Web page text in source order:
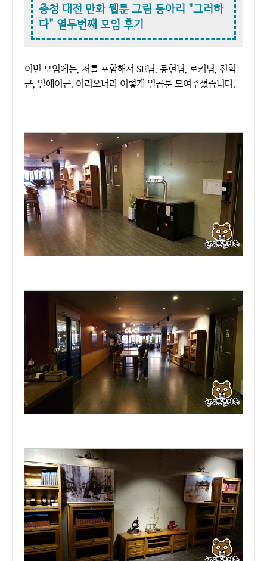
충청 대전 만화 웹툰 그림 동아리 "그러하
다" 열두번째 모임 후기
이번 모임에는, 저를 포함해서 SE님, 동현님, 로키님, 진혁
군, 알에이군, 이리오너라 이렇게 일곱분 모여주셨습니다.